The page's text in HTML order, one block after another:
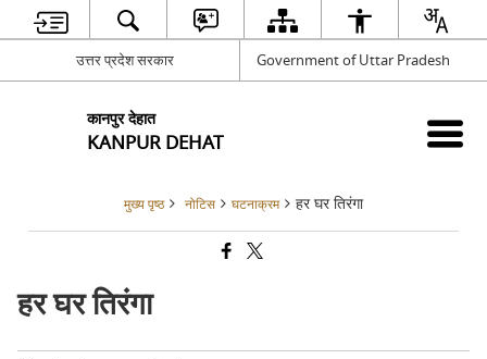
उत्तर प्रदेश सरकार Government of Uttar Pradesh
कानपुर देहात
KANPUR DEHAT
मुख्य पृष्ठ नोटिस घटनाक्रम हर घर तिरंगा
हर घर तिरंगा